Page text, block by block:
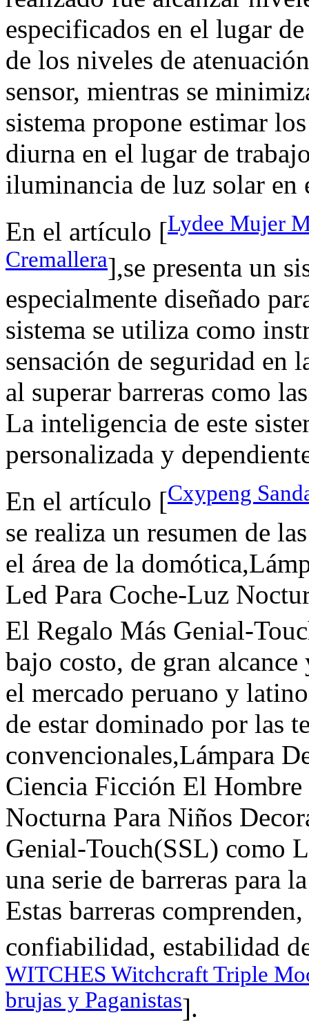
especificados en el lugar
de los niveles de
sensor, mientras se
sistema propone estimar
diurna en el lugar de
iluminancia de luz solar en
En el artículo [Lydee Mujer
Cremallera],se presenta un
especialmente diseñado
sistema se utiliza como
sensación de seguridad en
al superar barreras como
La inteligencia de este
personalizada y
En el artículo [Cxypeng
se realiza un resumen de
el área de la
Led Para Coche-Luz
El Regalo Más Genial-
bajo costo, de gran
el mercado peruano y
de estar dominado por las
convencionales,Lámpara
Ciencia Ficción El
Nocturna Para Niños
Genial-Touch(SSL) como
una serie de barreras para
Estas barreras
confiabilidad, estabilidad
WITCHES Witchcraft Triple
brujas y Paganistas].